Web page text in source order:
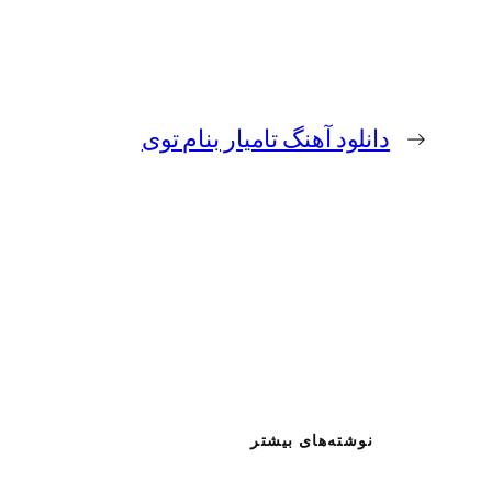
← دانلود آهنگ تامیار بنام توی
نوشته‌های بیشتر